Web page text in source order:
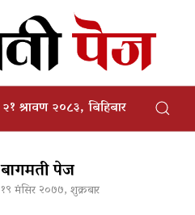
२१ श्रावण २०८३, बिहिबार
बागमती पेज
१९ मंसिर २०७७, शुक्रबार